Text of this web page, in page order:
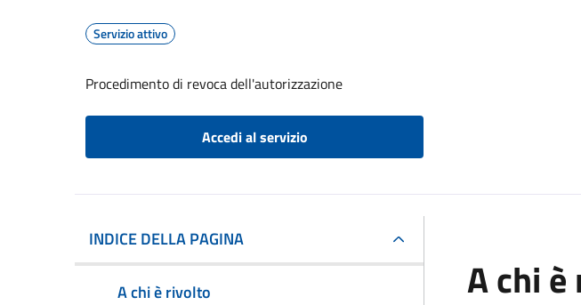
Servizio attivo
Procedimento di revoca dell'autorizzazione
Accedi al servizio
INDICE DELLA PAGINA
A chi è rivolto
A chi